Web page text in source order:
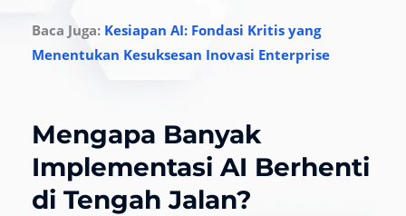
Baca Juga: Kesiapan AI: Fondasi Kritis yang
Menentukan Kesuksesan Inovasi Enterprise
Mengapa Banyak
Implementasi AI Berhenti
di Tengah Jalan?